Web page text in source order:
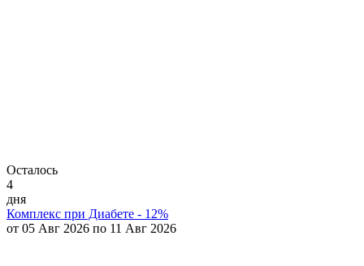
Осталось
4
дня
Комплекс при Диабете - 12%
от 05 Авг 2026 по 11 Авг 2026